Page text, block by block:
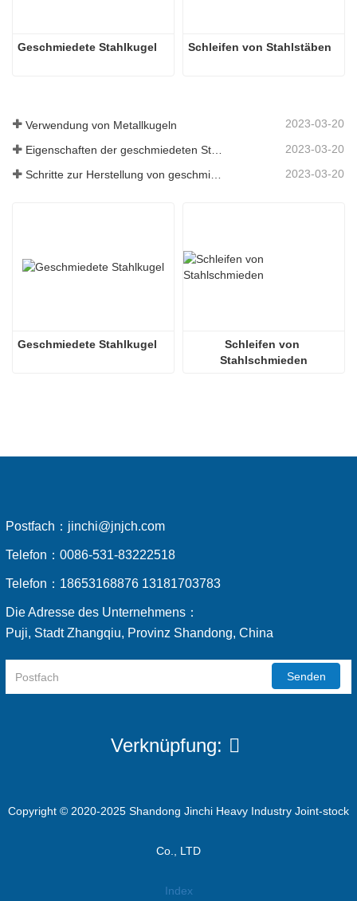
Geschmiedete Stahlkugel Schleifen von Stahlstäben
Verwendung von Metallkugeln 2023-03-20
2023-03-20
2023-03-20
Geschmiedete Stahlkugel
Schleifen von
Stahlschmieden
Postfach： jinchi@jnjch.com
Telefon： 0086-531-83222518
Telefon： 18653168876 13181703783
Die Adresse des Unternehmens：
Puji, Stadt Zhangqiu, Provinz Shandong, China
Senden
Verknüpfung:
Copyright © 2020-2025 Shandong Jinchi Heavy Industry Joint-stock
Co., LTD
Index